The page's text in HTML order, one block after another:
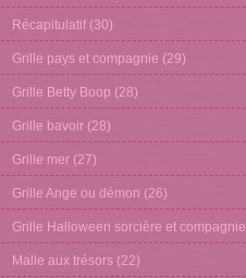
Récapitulatif (30)
Grille pays et compagnie (29)
Grille Betty Boop (28)
Grille bavoir (28)
Grille mer (27)
Grille Ange ou démon (26)
Grille Halloween sorcière et compagnie
Malle aux trésors (22)